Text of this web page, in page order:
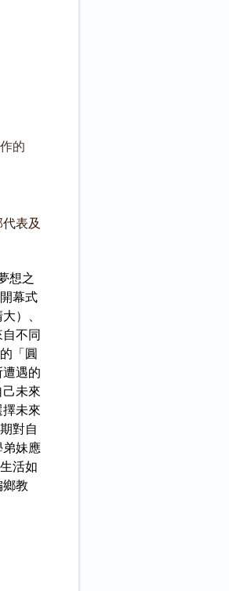
的
表及
想之
幕式
）、
不同
「圓
遇的
未來
未來
對自
弟妹應
活如
教